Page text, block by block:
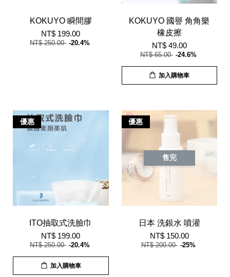
KOKUYO 瞬間膠
NT$ 199.00
NT$ 250.00 -20.4%
KOKUYO 國譽 角角樂
橡皮擦
NT$ 49.00
NT$ 65.00 -24.6%
加入購物車
優惠
ITO抽取式洗臉巾
NT$ 199.00
NT$ 250.00 -20.4%
加入購物車
優惠
售完
日本 洗銀水 噴灌
NT$ 150.00
NT$ 200.00 -25%